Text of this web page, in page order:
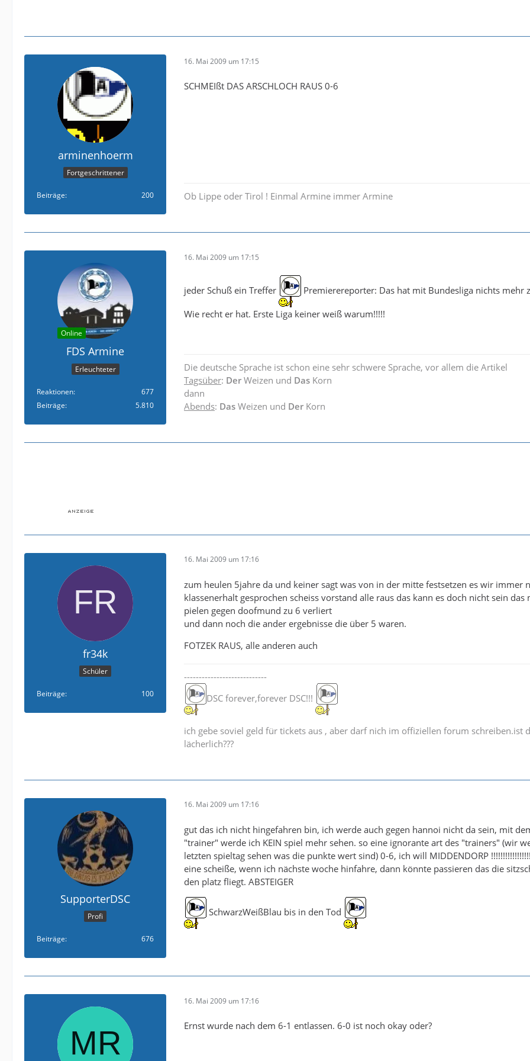
arminenhoerm
Fortgeschrittener
Beiträge 200
16. Mai 2009 um 17:15
SCHMEIßt DAS ARSCHLOCH RAUS 0-6
Ob Lippe oder Tirol ! Einmal Armine immer Armine
Online
FDS Armine
Erleuchteter
Reaktionen
677
Beiträge
5.810
16. Mai 2009 um 17:15
jeder Schuß ein Treffer
Premierereporter: Das hat mit Bundesliga nichts mehr
Wie recht er hat. Erste Liga keiner weiß warum!!!!!
Die deutsche Sprache ist schon eine sehr schwere Sprache, vor allem die Artikel
Tagsüber: Der Weizen und Das Korn
dann
Abends: Das Weizen und Der Korn
fr34k
Schüler
Beiträge 100
16. Mai 2009 um 17:16
zum heulen 5jahre da und keiner sagt was von in der mitte festsetzen es wir immer
klassenerhalt gesprochen scheiss vorstand alle raus das kann es doch nicht sein das
pielen gegen doofmund zu 6 verliert
und dann noch die ander ergebnisse die über 5 waren.
FOTZEK RAUS, alle anderen auch
----------------------------
DSC forever,forever DSC!!!
ich gebe soviel geld für tickets aus , aber darf nich im offiziellen forum schreiben.ist
lächerlich???
SupporterDSC
Profi
Beiträge 676
16. Mai 2009 um 17:16
gut das ich nicht hingefahren bin, ich werde auch gegen hannoi nicht da sein, mit
"trainer" werde ich KEIN spiel mehr sehen. so eine ignorante art des "trainers" (wir
letzten spieltag sehen was die punkte wert sind) 0-6, ich will MIDDENDORP
eine scheiße, wenn ich nächste woche hinfahre, dann könnte passieren das die
den platz fliegt. ABSTEIGER
SchwarzWeißBlau bis in den Tod
16. Mai 2009 um 17:16
Ernst wurde nach dem 6-1 entlassen. 6-0 ist noch okay oder?